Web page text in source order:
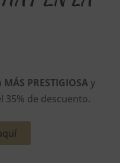
MÁS PRESTIGIOSAy
35% de descuento.